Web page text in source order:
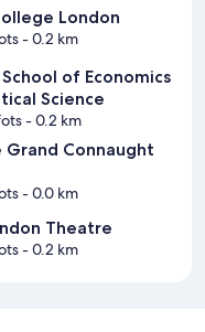
London
- 0.2 km
of Economics
Science
- 0.2 km
Grand Connaught
- 0.0 km
Theatre
- 0.2 km